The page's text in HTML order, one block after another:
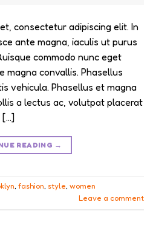
consectetur adipiscing elit. In
ante magna, iaculis ut purus
commodo nunc eget
convallis. Phasellus
vehicula. Phasellus et magna
a lectus ac, volutpat placerat
[…]
READING →
, fashion, style, women
Leave a comment